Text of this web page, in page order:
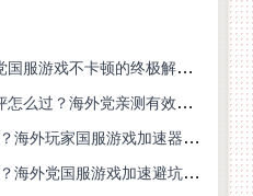
在英国打激战2卡吗？海外党国服游戏不卡顿的终极解决方案
放开那三国3海外加速器测评怎么过？海外党亲测有效的国服游戏加速指南
英国怎么玩巅峰战舰不卡顿？海外玩家国服游戏加速器终极指南
印尼的人怎么玩战双帕弥什？海外党国服游戏加速避坑指南